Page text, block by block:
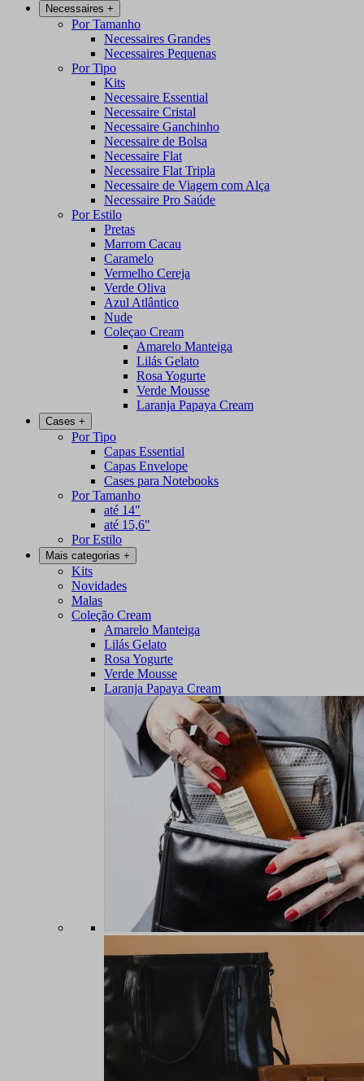
Necessaires +
Por Tamanho
Necessaires Grandes
Necessaires Pequenas
Por Tipo
Kits
Necessaire Essential
Necessaire Cristal
Necessaire Ganchinho
Necessaire de Bolsa
Necessaire Flat
Necessaire Flat Tripla
Necessaire de Viagem com Alça
Necessaire Pro Saúde
Por Estilo
Pretas
Marrom Cacau
Caramelo
Vermelho Cereja
Verde Oliva
Azul Atlântico
Nude
Coleçao Cream
Amarelo Manteiga
Lilás Gelato
Rosa Yogurte
Verde Mousse
Laranja Papaya Cream
Cases +
Por Tipo
Capas Essential
Capas Envelope
Cases para Notebooks
Por Tamanho
até 14"
até 15,6"
Por Estilo
Mais categorias +
Kits
Novidades
Malas
Coleção Cream
Amarelo Manteiga
Lilás Gelato
Rosa Yogurte
Verde Mousse
Laranja Papaya Cream